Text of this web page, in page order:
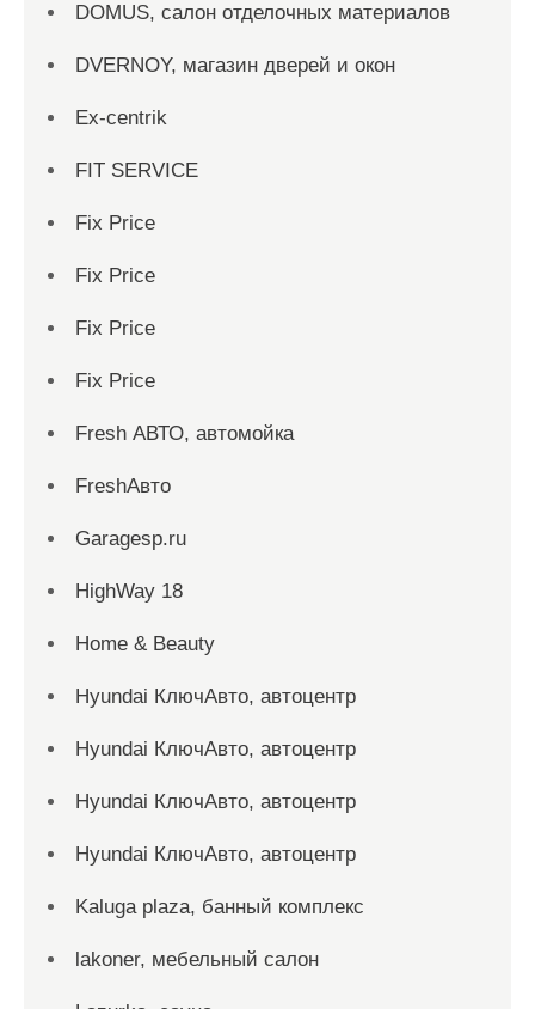
DOMUS, салон отделочных материалов
DVERNOY, магазин дверей и окон
Ex-centrik
FIT SERVICE
Fix Price
Fix Price
Fix Price
Fix Price
Fresh АВТО, автомойка
FreshАвто
Garagesp.ru
HighWay 18
Home & Beauty
Hyundai КлючАвто, автоцентр
Hyundai КлючАвто, автоцентр
Hyundai КлючАвто, автоцентр
Hyundai КлючАвто, автоцентр
Kaluga plaza, банный комплекс
lakoner, мебельный салон